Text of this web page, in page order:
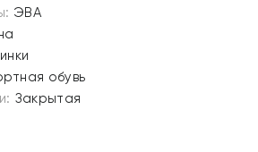
ЭВА
обувь
Закрытая